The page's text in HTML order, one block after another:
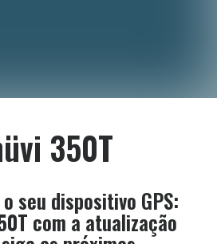
350T
seu dispositivo GPS:
com a atualização